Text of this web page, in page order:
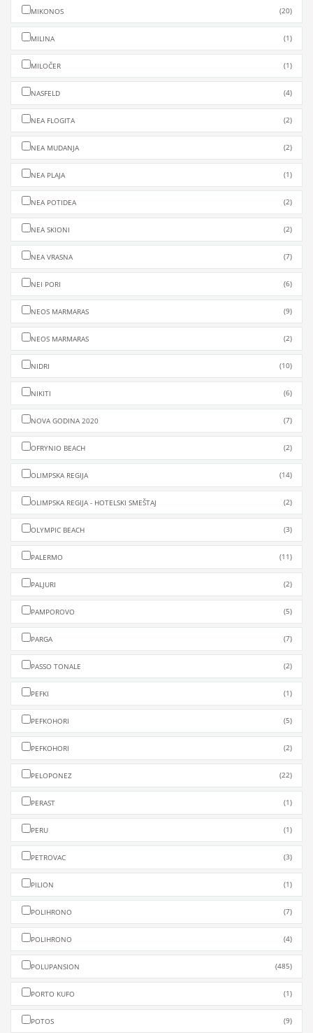
MIKONOS (20)
MILINA (1)
MILOČER (1)
NASFELD (4)
NEA FLOGITA (2)
NEA MUDANJA (2)
NEA PLAJA (1)
NEA POTIDEA (2)
NEA SKIONI (2)
NEA VRASNA (7)
NEI PORI (6)
NEOS MARMARAS (9)
NEOS MARMARAS (2)
NIDRI (10)
NIKITI (6)
NOVA GODINA 2020 (7)
OFRYNIO BEACH (2)
OLIMPSKA REGIJA (14)
OLIMPSKA REGIJA - HOTELSKI SMEŠTAJ (2)
OLYMPIC BEACH (3)
PALERMO (11)
PALJURI (2)
PAMPOROVO (5)
PARGA (7)
PASSO TONALE (2)
PEFKI (1)
PEFKOHORI (5)
PEFKOHORI (2)
PELOPONEZ (22)
PERAST (1)
PERU (1)
PETROVAC (3)
PILION (1)
POLIHRONO (7)
POLIHRONO (4)
POLUPANSION (485)
PORTO KUFO (1)
POTOS (9)